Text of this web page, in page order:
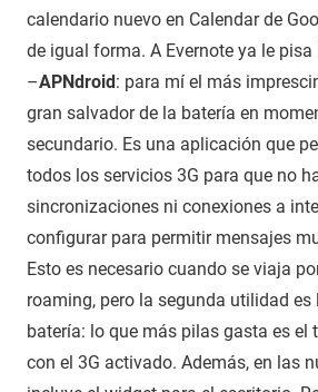
calendario nuevo en Calendar de
de igual forma. A Evernote ya le pisa
–APNdroid: para mí el más
gran salvador de la batería en
secundario. Es una aplicación que
todos los servicios 3G para que no
sincronizaciones ni conexiones a
configurar para permitir mensajes
Esto es necesario cuando se viaja
roaming, pero la segunda utilidad es
batería: lo que más pilas gasta es el
con el 3G activado. Además, en las